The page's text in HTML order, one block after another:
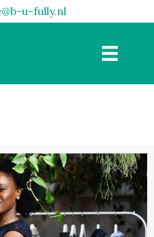
u-fully.nl